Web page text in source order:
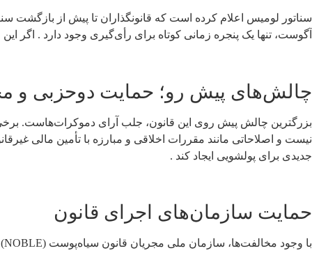
آگوست، تنها یک پنجره زمانی کوتاه برای رأی‌گیری وجود دارد . اگر این قانون
چالش‌های پیش رو؛ حمایت دوحزبی و
بزرگترین چالش پیش روی این قانون، جلب آرای دموکرات‌هاست. برخی
جدیدی برای پولشویی ایجاد کند .
حمایت سازمان‌های اجرای قانون